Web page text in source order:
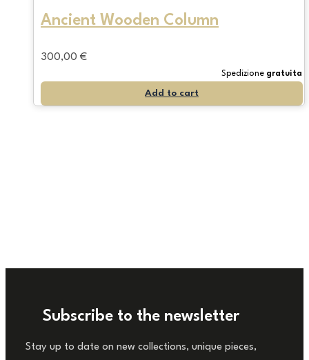
Ancient Wooden Column
300,00 €
Spedizione gratuita
Add to cart
Subscribe to the newsletter
Stay up to date on new collections, unique pieces,